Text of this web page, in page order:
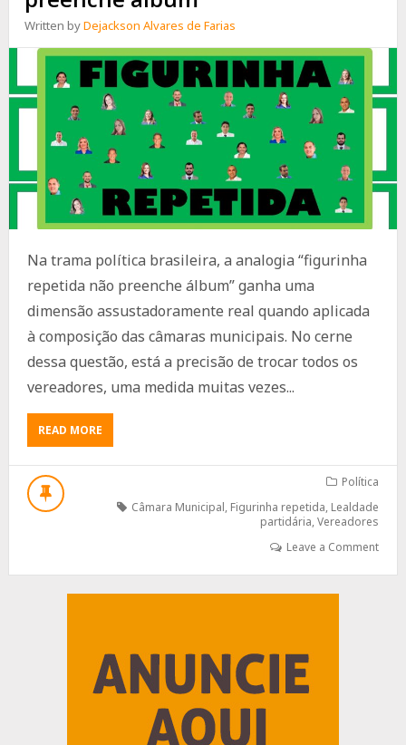
Written byDejackson Alvares de Farias
Na trama política brasileira, a analogia “figurinha
repetida não preenche álbum” ganha uma
dimensão assustadoramente real quando aplicada
à composição das câmaras municipais. No cerne
dessa questão, está a precisão de trocar todos os
vereadores, uma medida muitas vezes...
READ MOREABOUT
FIGURINHA
REPETIDA
PREENCHE
ÁLBUM
Política
Câmara Municipal, Figurinha repetida, Lealdade
partidária,Vereadores
Leave a Comment